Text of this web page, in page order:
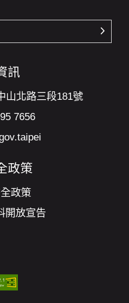
確認
訊
山北路三段181號
7656
政策
政策
開放宣告